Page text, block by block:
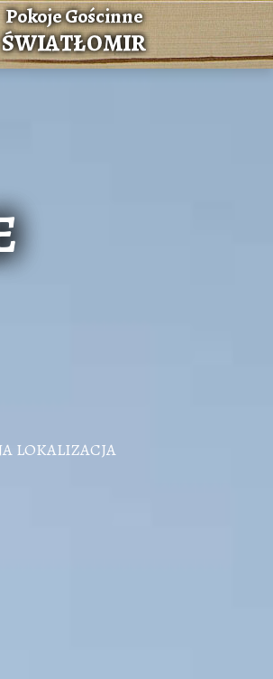
LOKALIZACJA